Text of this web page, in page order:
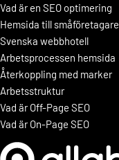
Vad är en SEO optimering
Hemsida till småföretagare
Svenska webbhotell
Arbetsprocessen hemsida
Återkoppling med marker
Arbetsstruktur
Vad är Off-Page SEO
Vad är On-Page SEO